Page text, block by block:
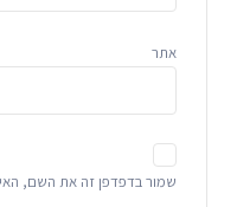
אתר
שמור בדפדפן זה את השם,